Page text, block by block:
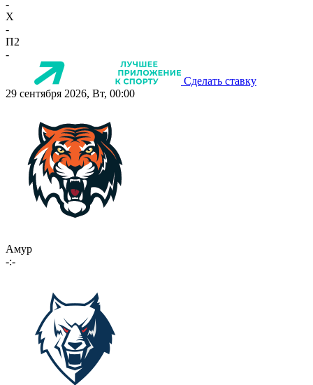
-
X
-
П2
-
Сделать ставку
29 сентября 2026, Вт, 00:00
Амур
-:-